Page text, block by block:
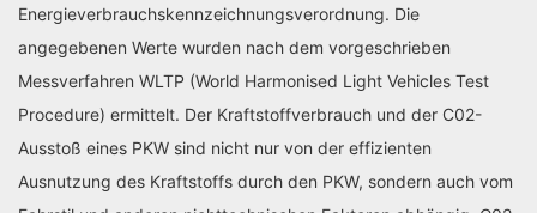
Energieverbrauchskennzeichnungsverordnung. Die
angegebenen Werte wurden nach dem vorgeschrieben
Messverfahren WLTP (World Harmonised Light Vehicles Test
Procedure) ermittelt. Der Kraftstoffverbrauch und der C02-
Ausstoß eines PKW sind nicht nur von der effizienten
Ausnutzung des Kraftstoffs durch den PKW, sondern auch vom